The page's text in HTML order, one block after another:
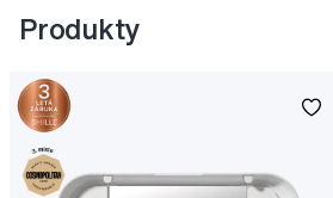
Produkty